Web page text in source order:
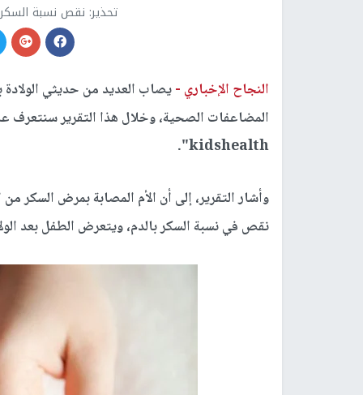
تحذير: نقص نسبة
النجاح الإخباري -يصاب العديد من حديثي
المضاعفات الصحية، وخلال هذا التقرير سنتعرف
kidshealth".
وأشار التقرير، إلى أن الأم المصابة بمرض السكر
نقص في نسبة السكر بالدم، ويتعرض الطفل بعد